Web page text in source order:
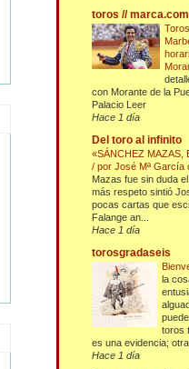
toros // marca.com
con Morante de la
Palacio Leer
Hace 1 día
Del toro al infinito
«SÁNCHEZ MAZAS,
/ por José Mª García
Mazas fue sin duda
más respeto sintió
pocas cartas que
Falange an...
Hace 1 día
torosgradaseis
la
toros
es una evidencia; otra
Hace 1 día